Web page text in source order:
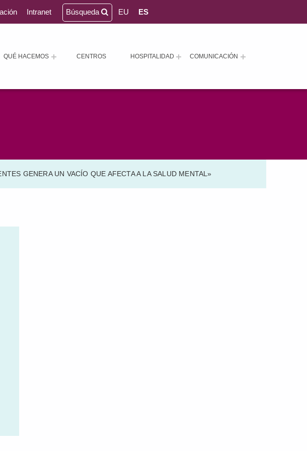
QUÉ HACEMOS CENTROS HOSPITALIDAD COMUNICACIÓN
Intranet Búsqueda EU ES
GENERA UN VACÍO QUE AFECTA A LA SALUD MENTAL»